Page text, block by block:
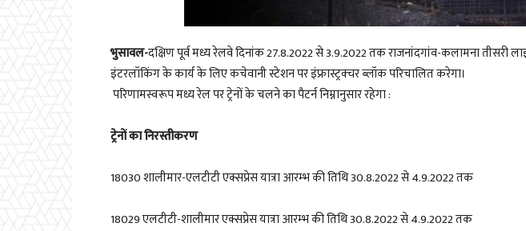
भुसावल-दक्षिण पूर्व मध्य रेलवे दिनांक27.8.2022से3.9.2022तक राजनांदगांव-कलामना तीसरी
इंटरलॉकिंग के कार्य के लिए कचेवानी स्टेशन पर इंफ्रास्ट्रक्चर ब्लॉक परिचालित करेगा।
परिणामस्वरूप मध्य रेल पर ट्रेनों के चलने का पैटर्न निम्नानुसार रहेगा :
ट्रेनों का निरस्तीकरण
18030शालीमार-एलटीटी एक्सप्रेस यात्रा आरम्भ की तिथि30.8.2022से4.9.2022तक
18029एलटीटी-शालीमार एक्सप्रेस यात्रा आरम्भ की तिथि30.8.2022से4.9.2022तक